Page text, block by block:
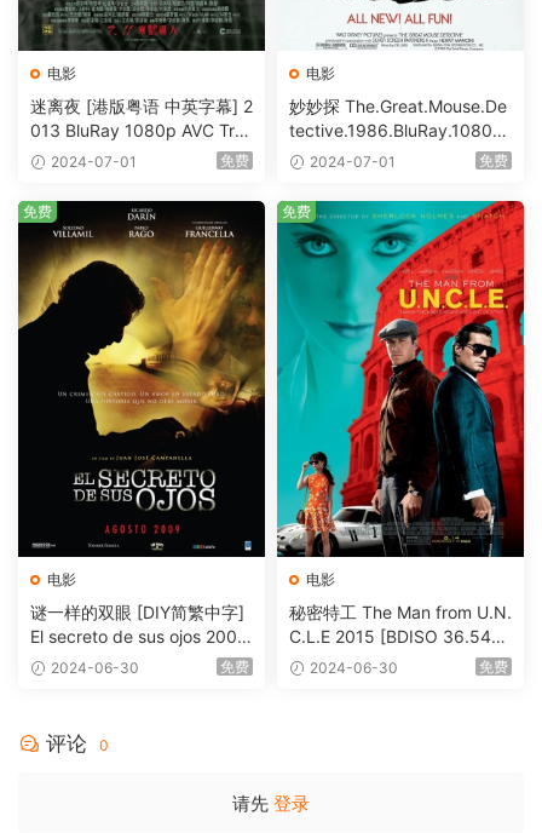
电影
迷离夜 [港版粤语 中英字幕] 2
013 BluRay 1080p AVC Tru
eHD5.1 [BDISO 22.64GB]
2024-07-01 免费
电影
妙妙探 The.Great.Mouse.De
tective.1986.BluRay.1080p.
AVC.DTS-HD.MA.5.1-HDHo
2024-07-01 免费
电影
谜一样的双眼 [DIY简繁中字]
El secreto de sus ojos 2009
1080p Blu-ray AVC DTS-HD
2024-06-30 免费
免费
电影
秘密特工 The Man from U.N.
C.L.E 2015 [BDISO 36.54G
B] 2024-06-30 免费
免费
评论 0
请先 登录